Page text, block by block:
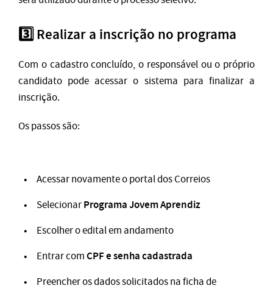
3️⃣ Realizar a inscrição no programa
Com o cadastro concluído, o responsável ou o próprio
candidato pode acessar o sistema para finalizar a
inscrição.
Os passos são:
Acessar novamente o portal dos Correios
SelecionarPrograma Jovem Aprendiz
Escolher o edital em andamento
Entrar comCPF e senha cadastrada
Preencher os dados solicitados na ficha de